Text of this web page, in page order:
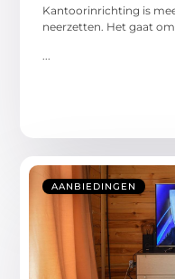
Kantoorinrichting is
neerzetten. Het gaat
...
AANBIEDINGEN